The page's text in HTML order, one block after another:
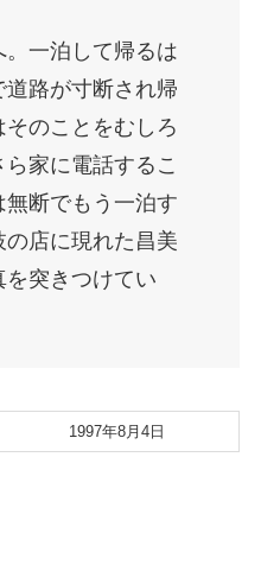
一泊して帰るは
路が寸断され帰
のことをむしろ
家に電話するこ
無断でもう一泊す
店に現れた昌美
突きつけてい
1997年8月4日